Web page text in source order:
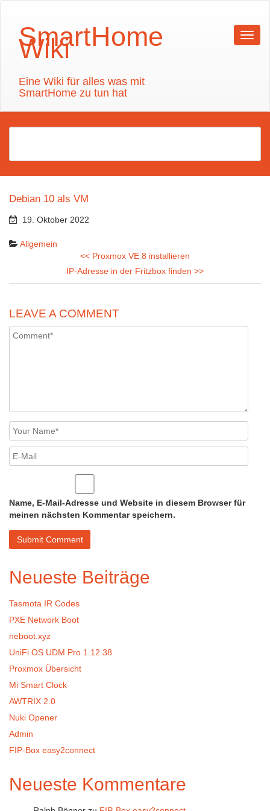
SmartHome
Wiki
Eine Wiki für alles was mit
SmartHome zu tun hat
Debian 10 als VM
19. Oktober 2022
Allgemein
<< Proxmox VE 8 installieren
IP-Adresse in der Fritzbox finden >>
LEAVE A COMMENT
Name, E-Mail-Adresse und Website in diesem Browser für
meinen nächsten Kommentar speichern.
Neueste Beiträge
Tasmota IR Codes
PXE Network Boot
neboot.xyz
UniFi OS UDM Pro 1.12.38
Proxmox Übersicht
Mi Smart Clock
AWTRIX 2.0
Nuki Opener
Admin
FIP-Box easy2connect
Neueste Kommentare